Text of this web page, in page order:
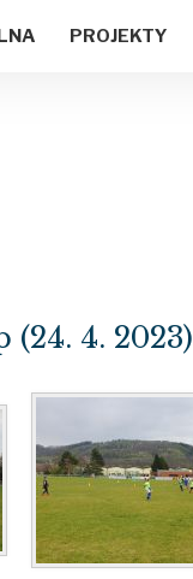
PROJEKTY
4. 2023)